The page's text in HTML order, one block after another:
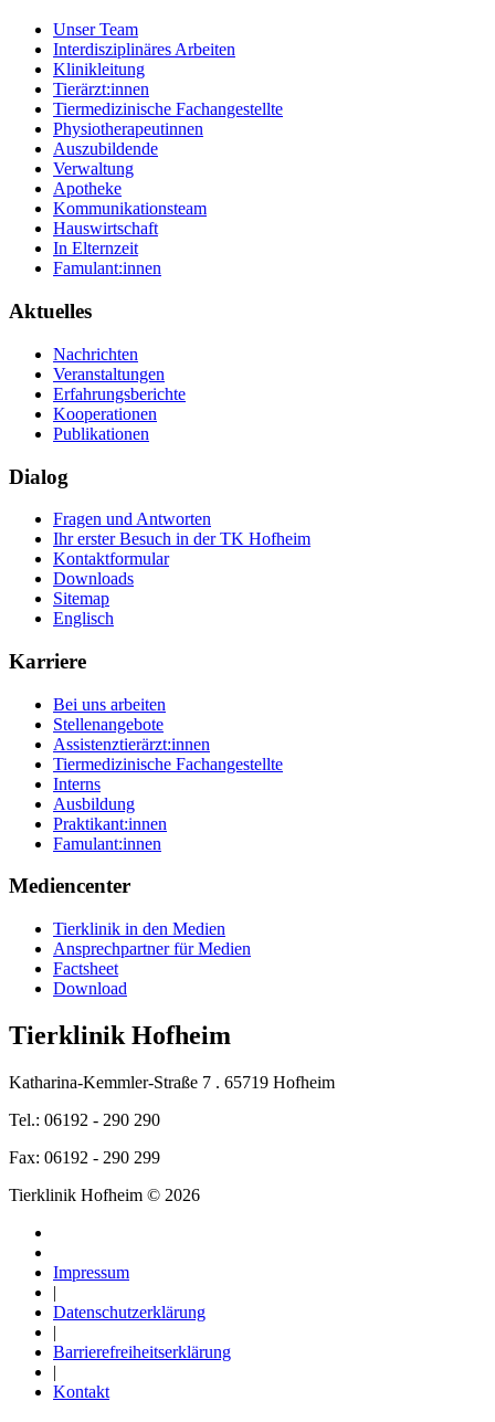
Unser Team
Interdisziplinäres Arbeiten
Klinikleitung
Tierärzt:innen
Tiermedizinische Fachangestellte
Physiotherapeutinnen
Auszubildende
Verwaltung
Apotheke
Kommunikationsteam
Hauswirtschaft
In Elternzeit
Famulant:innen
Aktuelles
Nachrichten
Veranstaltungen
Erfahrungsberichte
Kooperationen
Publikationen
Dialog
Fragen und Antworten
Ihr erster Besuch in der TK Hofheim
Kontaktformular
Downloads
Sitemap
Englisch
Karriere
Bei uns arbeiten
Stellenangebote
Assistenztierärzt:innen
Tiermedizinische Fachangestellte
Interns
Ausbildung
Praktikant:innen
Famulant:innen
Mediencenter
Tierklinik in den Medien
Ansprechpartner für Medien
Factsheet
Download
Tierklinik Hofheim
Katharina-Kemmler-Straße 7 . 65719 Hofheim
Tel.: 06192 - 290 290
Fax: 06192 - 290 299
Tierklinik Hofheim © 2026
Impressum
|
Datenschutzerklärung
|
Barrierefreiheitserklärung
|
Kontakt